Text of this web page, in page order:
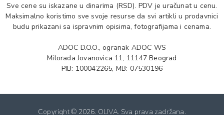
Sve cene su iskazane u dinarima (RSD). PDV je uračunat u cenu.
Maksimalno koristimo sve svoje resurse da svi artikli u prodavnici
budu prikazani sa ispravnim opisima, fotografijama i cenama.
ADOC D.O.O., ogranak ADOC WS
Milorada Jovanovica 11, 11147 Beograd
PIB: 100042265, MB: 07530196
Copyright © 2026. OLIVA. Sva prava zadržana.